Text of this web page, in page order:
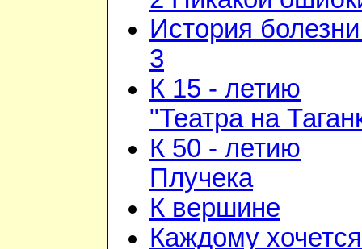
История
3
К 15 - летию
"Театра на
К 50 - летию
Плучека
К вершине
Каждому хочется